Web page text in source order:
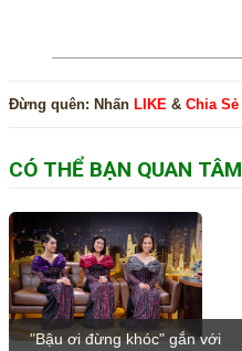
Đừng quên: Nhấn LIKE & Chia Sẻ
CÓ THỂ BẠN QUAN TÂM
"Bậu ơi đừng khóc" gắn với